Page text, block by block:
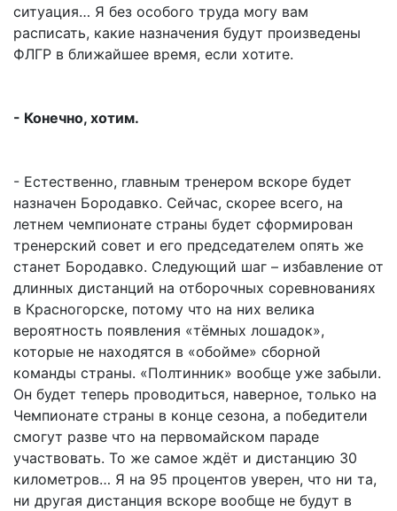
ситуация… Я без особого труда могу вам
расписать, какие назначения будут произведены
ФЛГР в ближайшее время, если хотите.
- Конечно, хотим.
- Естественно, главным тренером вскоре будет
назначен Бородавко. Сейчас, скорее всего, на
летнем чемпионате страны будет сформирован
тренерский совет и его председателем опять же
станет Бородавко. Следующий шаг – избавление от
длинных дистанций на отборочных соревнованиях
в Красногорске, потому что на них велика
вероятность появления «тёмных лошадок»,
которые не находятся в «обойме» сборной
команды страны. «Полтинник» вообще уже забыли.
Он будет теперь проводиться, наверное, только на
Чемпионате страны в конце сезона, а победители
смогут разве что на первомайском параде
участвовать. То же самое ждёт и дистанцию 30
километров… Я на 95 процентов уверен, что ни та,
ни другая дистанция вскоре вообще не будут в